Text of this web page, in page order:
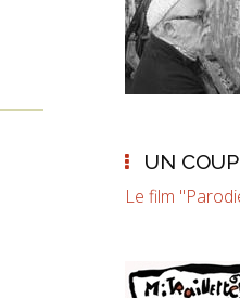
UN
Le film